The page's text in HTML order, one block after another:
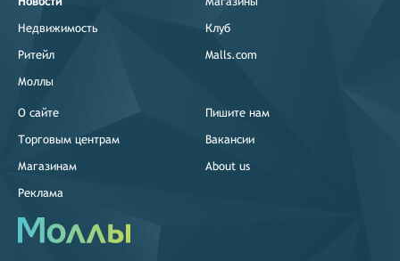
Недвижимость
Ритейл
Моллы
Клуб
Malls.com
О сайте
Торговым центрам
Магазинам
Реклама
Пишите нам
Вакансии
About us